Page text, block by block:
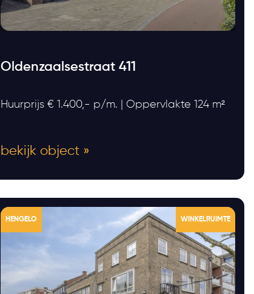
Oldenzaalsestraat 411
Huurprijs € 1.400,- p/m. | Oppervlakte 124 m²
bekijk object »
HENGELO WINKELRUIMTE